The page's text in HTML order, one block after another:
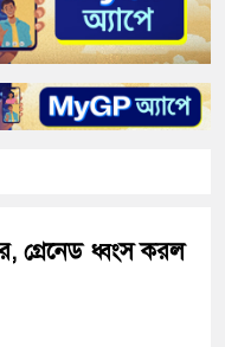
গ্রেনেড ধ্বংস করল